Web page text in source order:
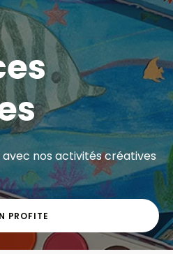
avec nos activités créatives
PROFITE